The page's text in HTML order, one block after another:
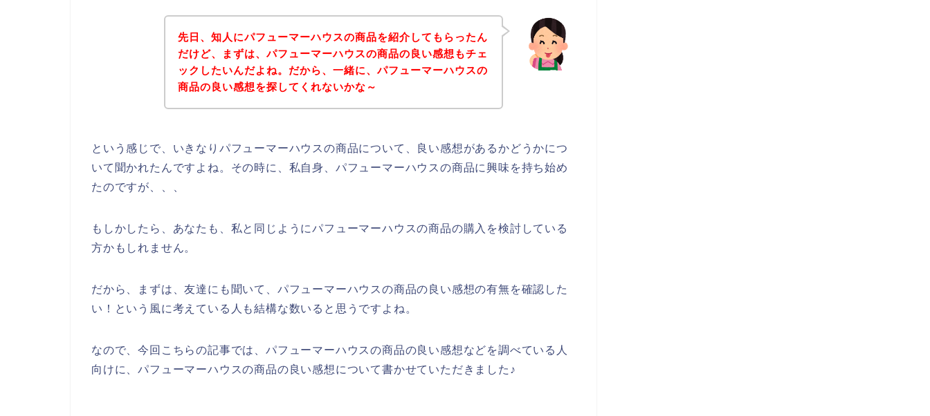
先日、知人にパフューマーハウスの商品を紹介してもらったん
だけど、まずは、パフューマーハウスの商品の良い感想もチェ
ックしたいんだよね。だから、一緒に、パフューマーハウスの
商品の良い感想を探してくれないかな～
という感じで、いきなりパフューマーハウスの商品について、良い感想があるかどうかにつ
いて聞かれたんですよね。その時に、私自身、パフューマーハウスの商品に興味を持ち始め
たのですが、、、
もしかしたら、あなたも、私と同じようにパフューマーハウスの商品の購入を検討している
方かもしれません。
だから、まずは、友達にも聞いて、パフューマーハウスの商品の良い感想の有無を確認した
い！という風に考えている人も結構な数いると思うですよね。
なので、今回こちらの記事では、パフューマーハウスの商品の良い感想などを調べている人
向けに、パフューマーハウスの商品の良い感想について書かせていただきました♪